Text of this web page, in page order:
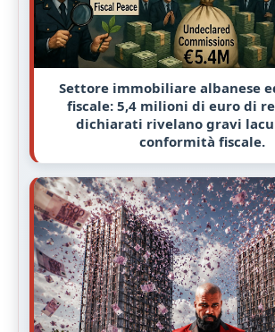
Settore immobiliare albanese
fiscale: 5,4 milioni di euro di
dichiarati rivelano gravi
conformità fiscale.